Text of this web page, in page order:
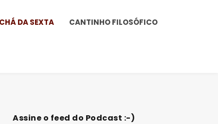
CHÁ DA SEXTA CANTINHO FILOSÓFICO
Assine o feed do Podcast :-)